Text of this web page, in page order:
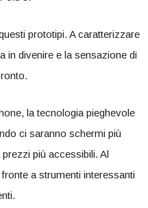
prototipi. A caratterizzare
in divenire e la sensazione di
la tecnologia pieghevole
ci saranno schermi più
più accessibili. Al
a strumenti interessanti